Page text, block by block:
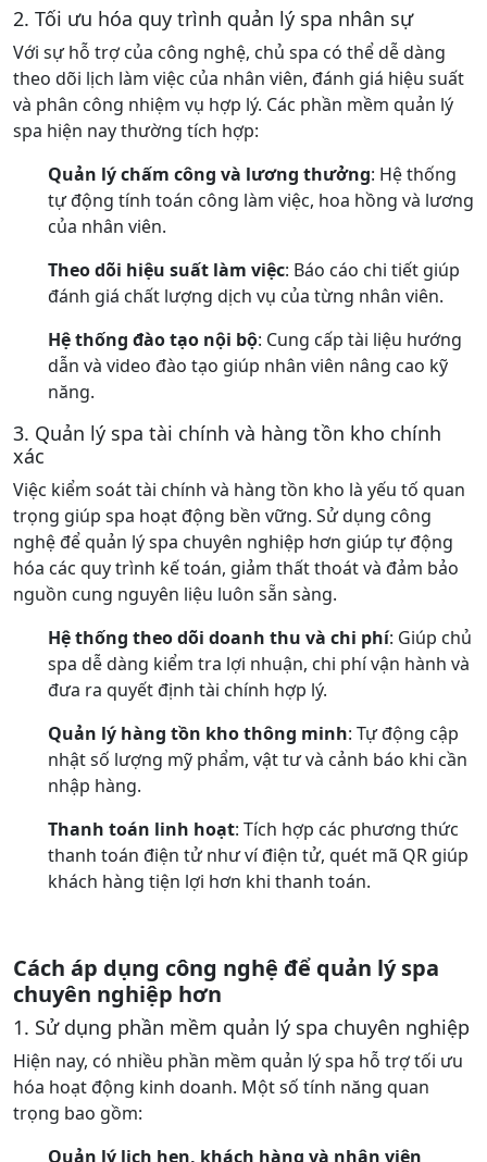
2. Tối ưu hóa quy trình quản lý spa nhân sự
Với sự hỗ trợ của công nghệ, chủ spa có thể dễ dàng
theo dõi lịch làm việc của nhân viên, đánh giá hiệu suất
và phân công nhiệm vụ hợp lý. Các phần mềm quản lý
spa hiện nay thường tích hợp:
Quản lý chấm công và lương thưởng: Hệ thống
tự động tính toán công làm việc, hoa hồng và lương
của nhân viên.
Theo dõi hiệu suất làm việc: Báo cáo chi tiết giúp
đánh giá chất lượng dịch vụ của từng nhân viên.
Hệ thống đào tạo nội bộ: Cung cấp tài liệu hướng
dẫn và video đào tạo giúp nhân viên nâng cao kỹ
năng.
3. Quản lý spa tài chính và hàng tồn kho chính
xác
Việc kiểm soát tài chính và hàng tồn kho là yếu tố quan
trọng giúp spa hoạt động bền vững. Sử dụng công
nghệ để quản lý spa chuyên nghiệp hơn giúp tự động
hóa các quy trình kế toán, giảm thất thoát và đảm bảo
nguồn cung nguyên liệu luôn sẵn sàng.
Hệ thống theo dõi doanh thu và chi phí: Giúp chủ
spa dễ dàng kiểm tra lợi nhuận, chi phí vận hành và
đưa ra quyết định tài chính hợp lý.
Quản lý hàng tồn kho thông minh: Tự động cập
nhật số lượng mỹ phẩm, vật tư và cảnh báo khi cần
nhập hàng.
Thanh toán linh hoạt: Tích hợp các phương thức
thanh toán điện tử như ví điện tử, quét mã QR giúp
khách hàng tiện lợi hơn khi thanh toán.
Cách áp dụng công nghệ để quản lý spa
chuyên nghiệp hơn
1. Sử dụng phần mềm quản lý spa chuyên nghiệp
Hiện nay, có nhiều phần mềm quản lý spa hỗ trợ tối ưu
hóa hoạt động kinh doanh. Một số tính năng quan
trọng bao gồm:
Quản lý lịch hẹn, khách hàng và nhân viên